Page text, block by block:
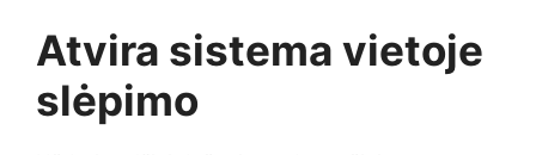
Atvira sistema vietoje
slėpimo